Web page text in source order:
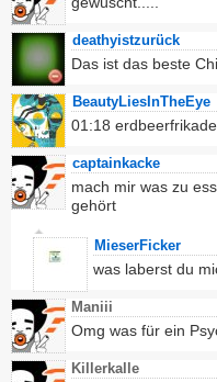
deathyistzurück
Das ist das beste
BeautyLiesInTheEye
01:18
captainkacke
mach mir was zu
gehört
MieserFicker
was laberst du
Maniii
Omg was für ein
Killerkalle